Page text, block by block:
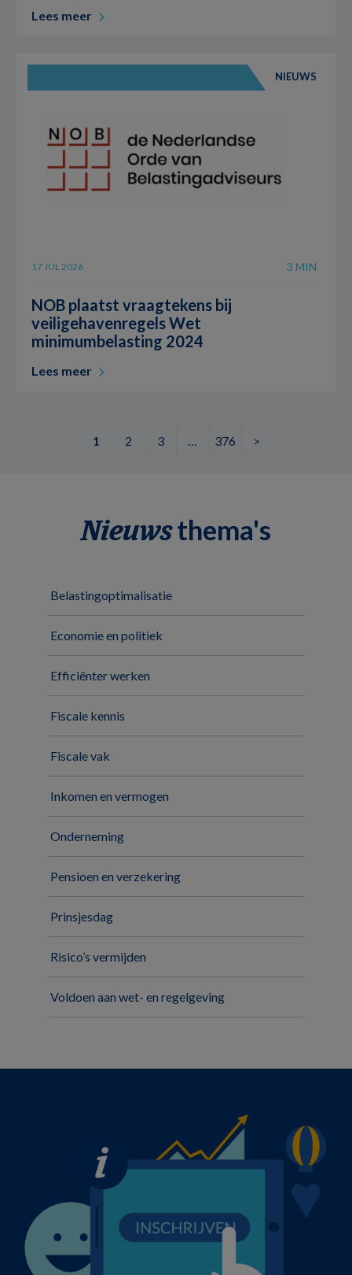
Lees meer
NIEUWS
17 JUL 2026 3 MIN
NOB plaatst vraagtekens bij
veiligehavenregels Wet
minimumbelasting 2024
Lees meer
1 2 3 … 376 >
Nieuwsthema's
Belastingoptimalisatie
Economie en politiek
Efficiënter werken
Fiscale kennis
Fiscale vak
Inkomen en vermogen
Onderneming
Pensioen en verzekering
Prinsjesdag
Risico’s vermijden
Voldoen aan wet- en regelgeving